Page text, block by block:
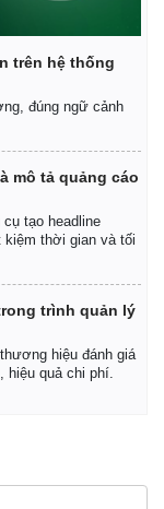
trên hệ thống
đúng ngữ cảnh
mô tả quảng cáo
tạo headline
kiệm thời gian và tối
trình quản lý
hiệu đánh giá
quả chi phí.